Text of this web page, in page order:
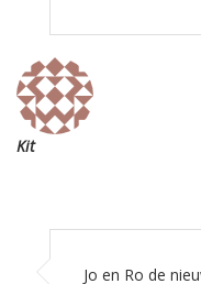
Kit
Jo en Ro de